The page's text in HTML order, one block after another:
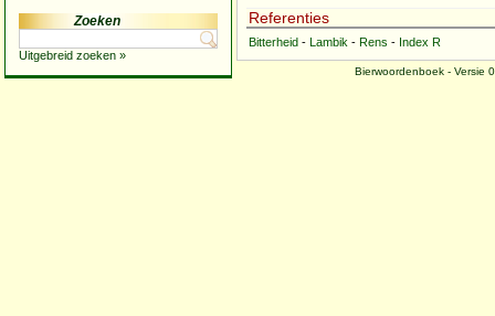
Zoeken
Uitgebreid zoeken »
Referenties
Bitterheid - Lambik - Rens - Index R
Bierwoordenboek - Versie